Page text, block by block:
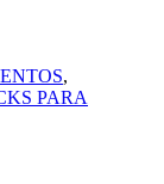
,
PARA